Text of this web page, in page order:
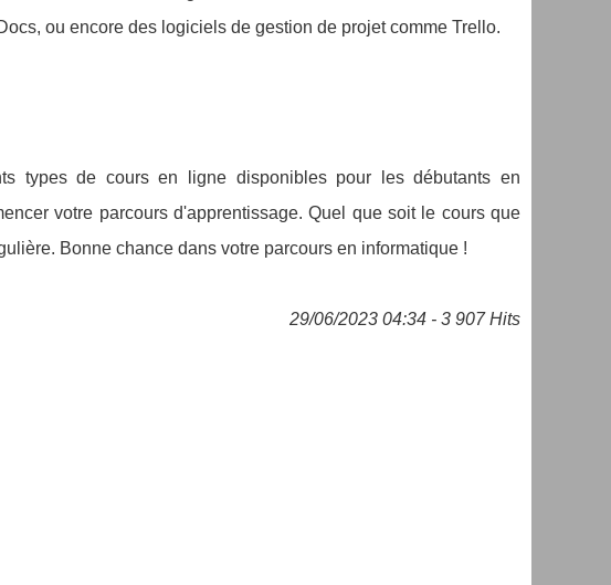
ou encore des logiciels de gestion de projet comme Trello.
types de cours en ligne disponibles pour les débutants en
votre parcours d'apprentissage. Quel que soit le cours que
Bonne chance dans votre parcours en informatique !
29/06/2023 04:34 - 3 907 Hits